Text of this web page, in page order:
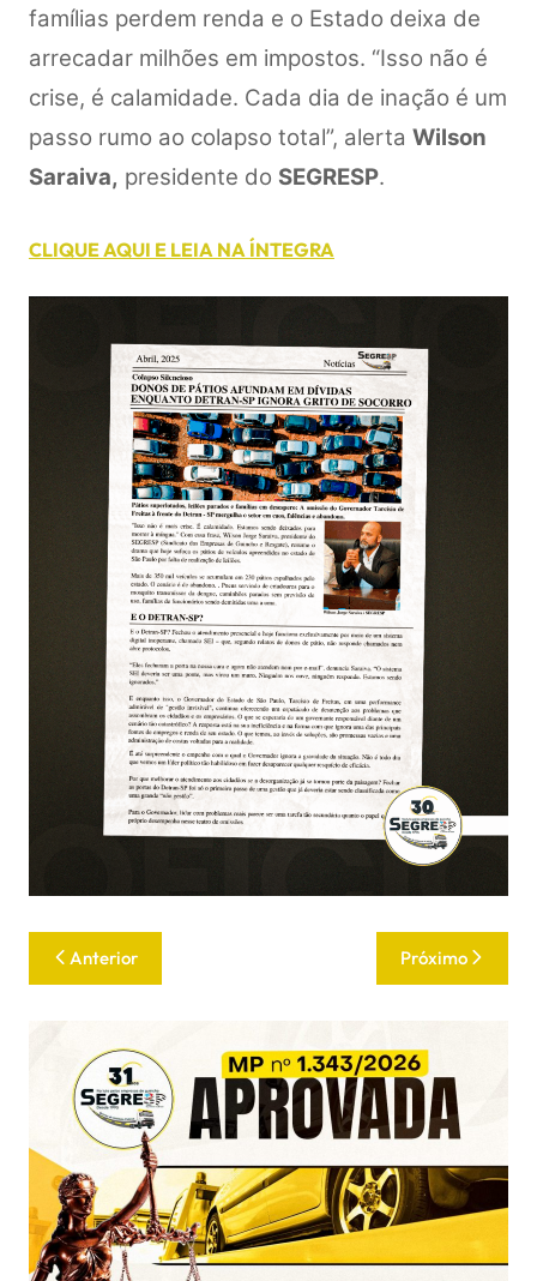
famílias perdem renda e o Estado deixa de
arrecadar milhões em impostos. “Isso não é
crise, é calamidade. Cada dia de inação é um
passo rumo ao colapso total”, alerta Wilson
Saraiva, presidente do SEGRESP.
CLIQUE AQUI E LEIA NA ÍNTEGRA
Anterior Próximo